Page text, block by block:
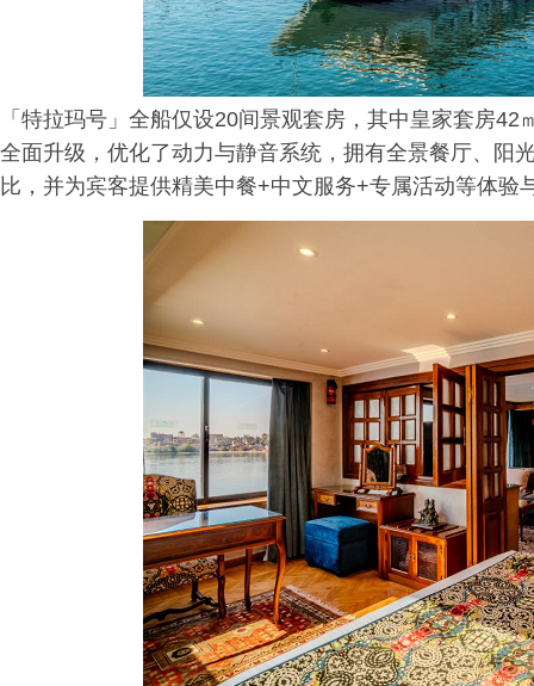
「特拉玛号」全船仅设20间景观套房，其中皇家套房
全面升级，优化了动力与静音系统，拥有全景餐厅、阳
比，并为宾客提供精美中餐+中文服务+专属活动等体验